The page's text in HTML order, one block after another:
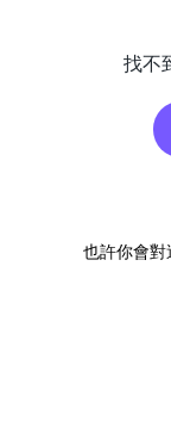
找不
也許你會對